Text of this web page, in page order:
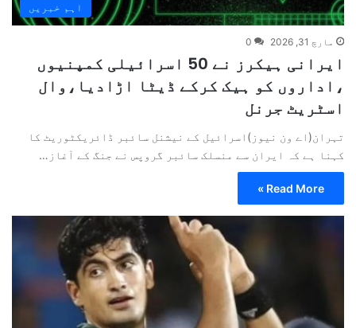
اہم خبریں
مارچ 31, 2026 0
ایرانی ہیکرز نے 50 اسرائیلی کمپنیوں
،اداروں کو ہیک کرکے ڈیٹا اڑادیا،وال
اسٹریٹ جرنل
تہران(اے ون نیوز)اسرائیل کے نیشنل سائبر ڈائریکٹوریٹ کا
کہنا ہے کہ ایران سے منسلک سائبر گروپس نے جنگ کے آغاز…
Read More »